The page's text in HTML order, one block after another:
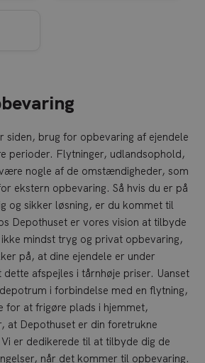
siden, brug for opbevaring af ejendele
perioder. Flytninger, udlandsophold,
nogle af de omstændigheder, som
ekstern opbevaring. Så hvis du er på
og sikker løsning, er du kommet til
Depothuset er vores vision at tilbyde
mindst tryg og privat opbevaring,
på, at dine ejendele er under
afspejles i tårnhøje priser. Uanset
i forbindelse med en flytning,
for at frigøre plads i hjemmet,
at Depothuset er din foretrukne
er dedikerede til at tilbyde dig de
når det kommer til opbevaring.